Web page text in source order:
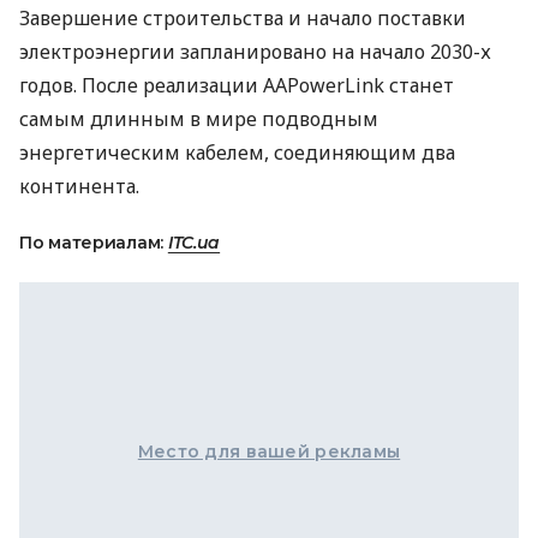
Завершение строительства и начало поставки
электроэнергии запланировано на начало 2030-х
годов. После реализации AAPowerLink станет
самым длинным в мире подводным
энергетическим кабелем, соединяющим два
континента.
По материалам: ITC.ua
Место для вашей рекламы